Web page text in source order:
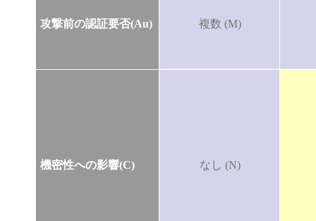
攻撃前の認証要否(Au) 複数 (M)
機密性への影響(C) なし (N)